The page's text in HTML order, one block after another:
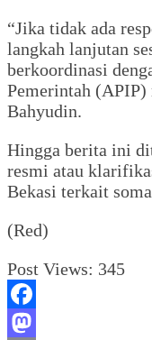
“Jika tidak ada
langkah lanjutan
berkoordinasi
Pemerintah
Bahyudin.
Hingga berita ini
resmi atau
Bekasi terkait
(Red)
Post Views: 345
Facebook